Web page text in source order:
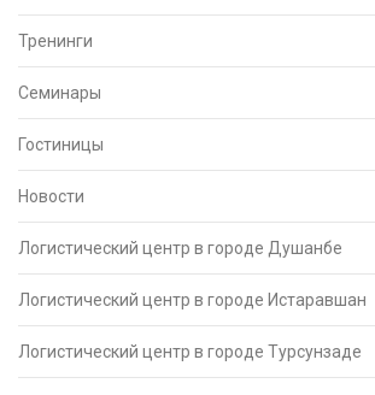
Тренинги
Семинары
Гостиницы
Новости
Логистический центр в городе Душанбе
Логистический центр в городе Истаравшан
Логистический центр в городе Турсунзаде